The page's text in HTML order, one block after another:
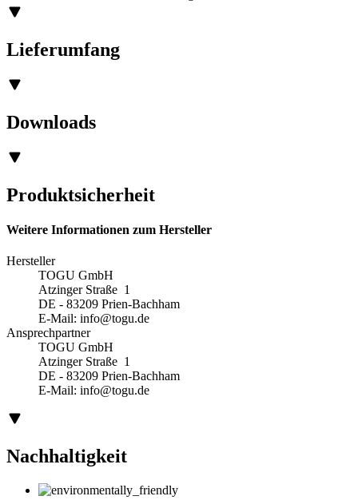
Lieferumfang
Downloads
Produktsicherheit
Weitere Informationen zum Hersteller
Hersteller
TOGU GmbH
Atzinger Straße 1
DE - 83209 Prien-Bachham
E-Mail: info@togu.de
Ansprechpartner
TOGU GmbH
Atzinger Straße 1
DE - 83209 Prien-Bachham
E-Mail: info@togu.de
Nachhaltigkeit